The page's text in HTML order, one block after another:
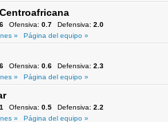
Ofensiva: 0.7 Defensiva: 2.0
»
Página del equipo »
Ofensiva: 0.6 Defensiva: 2.3
»
Página del equipo »
Ofensiva: 0.5 Defensiva: 2.2
»
Página del equipo »